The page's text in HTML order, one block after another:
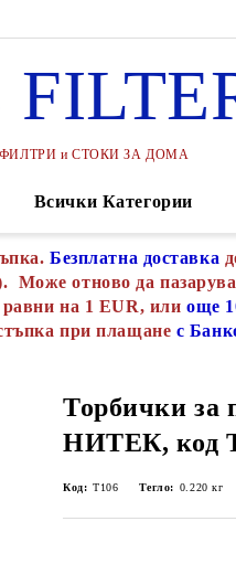
и СТОКИ ЗА ДОМА
Всички Категории
Безплатна доставка
Може отново да
на 1 EUR, или още
при плащане с
Торбички за
НИТЕК, код
Код: Т106 Тегло: 0.220 кг